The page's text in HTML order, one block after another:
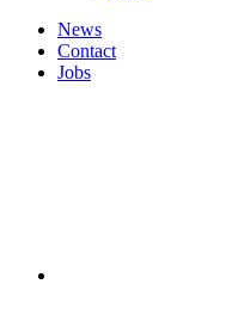
News
Contact
Jobs